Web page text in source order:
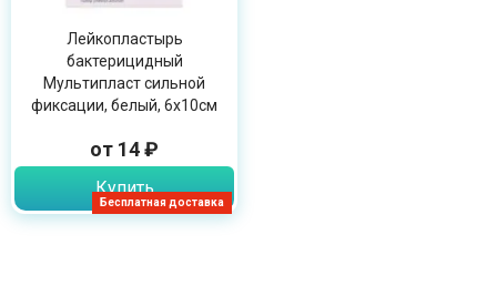
Бесплатная доставка
Лейкопластырь
бактерицидный
Мультипласт сильной
фиксации, белый, 6х10см
от 14 ₽
Купить